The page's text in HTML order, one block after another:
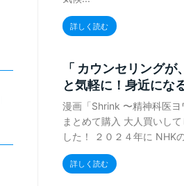
詳しく読む
「 カウンセリングが
と気軽に！身近にな
漫画「Shrink 〜精神科医ヨ
まとめて購入 大人買いして
した！ ２０２４年に NHK
詳しく読む